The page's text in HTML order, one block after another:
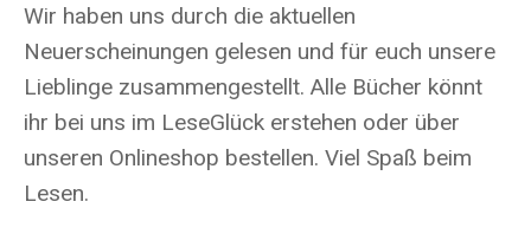
Wir haben uns durch die aktuellen
Neuerscheinungen gelesen und für euch unsere
Lieblinge zusammengestellt. Alle Bücher könnt
ihr bei uns im LeseGlück erstehen oder über
unseren Onlineshop bestellen. Viel Spaß beim
Lesen.